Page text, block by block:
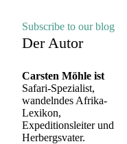
Subscribe to our blog
Der Autor
Carsten Möhle ist
Safari-Spezialist,
wandelndes Afrika-
Lexikon,
Expeditionsleiter und
Herbergsvater.